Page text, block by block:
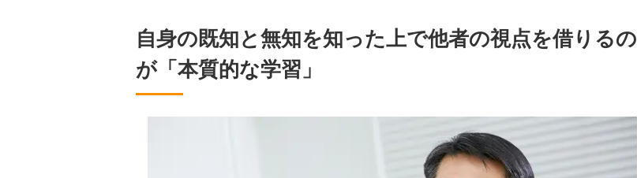
自身の既知と無知を知った上で他者の視点を借りるの
が「本質的な学習」